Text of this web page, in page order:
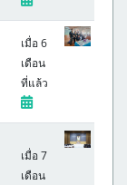
เมื่อ 6
เดือน
ที่แล้ว
เมื่อ 7
เดือน